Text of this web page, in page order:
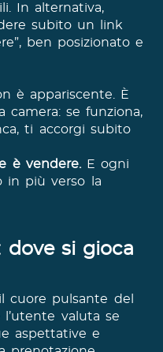
In alternativa,
subito un link
ben posizionato e
è appariscente. È
camera: se funziona,
ti accorgi subito
è vendere.E ogni
in più verso la
dove si gioca
cuore pulsante del
valuta se
aspettative e